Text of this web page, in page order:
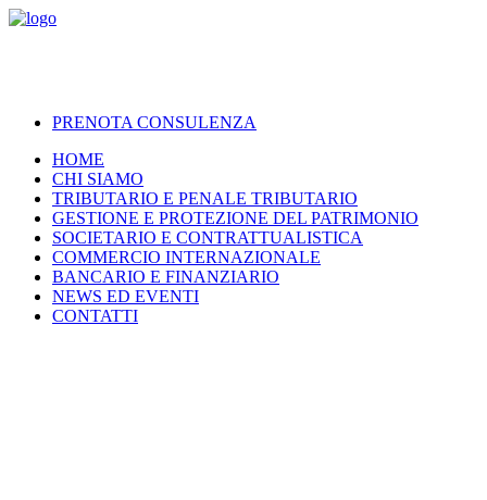
PRENOTA CONSULENZA
HOME
CHI SIAMO
TRIBUTARIO E PENALE TRIBUTARIO
GESTIONE E PROTEZIONE DEL PATRIMONIO
SOCIETARIO E CONTRATTUALISTICA
COMMERCIO INTERNAZIONALE
BANCARIO E FINANZIARIO
NEWS ED EVENTI
CONTATTI